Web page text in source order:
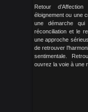
Retour
éloignement ou une
une démarche
réconciliation et le
une approche
de retrouver
sentimentale.
ouvrez la voie à une